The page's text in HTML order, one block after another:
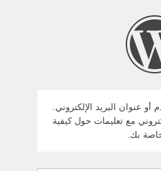
عنوان البريد الإلكتروني.
مع تعليمات حول كيفية
بك.